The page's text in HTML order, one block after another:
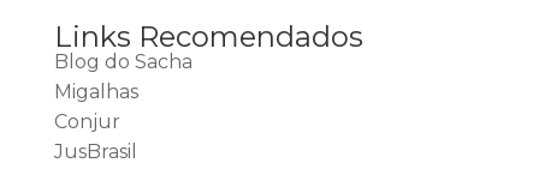
Links Recomendados
Blog do Sacha
Migalhas
Conjur
JusBrasil